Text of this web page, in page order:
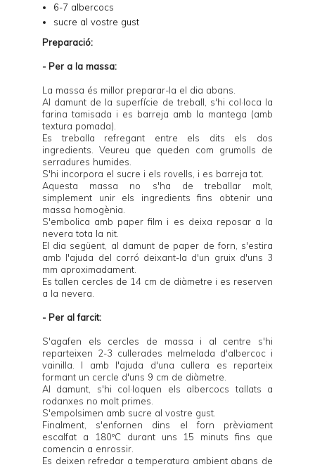
6-7 albercocs
sucre al vostre gust
Preparació:
- Per a la massa:
La massa és millor preparar-la el dia abans.
Al damunt de la superfície de treball, s'hi col·loca la
farina tamisada i es barreja amb la mantega (amb
textura pomada).
Es treballa refregant entre els dits els dos
ingredients. Veureu que queden com grumolls de
serradures humides.
S'hi incorpora el sucre i els rovells, i es barreja tot.
Aquesta massa no s'ha de treballar molt,
simplement unir els ingredients fins obtenir una
massa homogènia.
S'embolica amb paper film i es deixa reposar a la
nevera tota la nit.
El dia següent, al damunt de paper de forn, s'estira
amb l'ajuda del corró deixant-la d'un gruix d'uns 3
mm aproximadament.
Es tallen cercles de 14 cm de diàmetre i es reserven
a la nevera.
- Per al farcit:
S'agafen els cercles de massa i al centre s'hi
reparteixen 2-3 cullerades melmelada d'albercoc i
vainilla. I amb l'ajuda d'una cullera es reparteix
formant un cercle d'uns 9 cm de diàmetre.
Al damunt, s'hi col·loquen els albercocs tallats a
rodanxes no molt primes.
S'empolsimen amb sucre al vostre gust.
Finalment, s'enfornen dins el forn prèviament
escalfat a 180ºC durant uns 15 minuts fins que
comencin a enrossir.
Es deixen refredar a temperatura ambient abans de